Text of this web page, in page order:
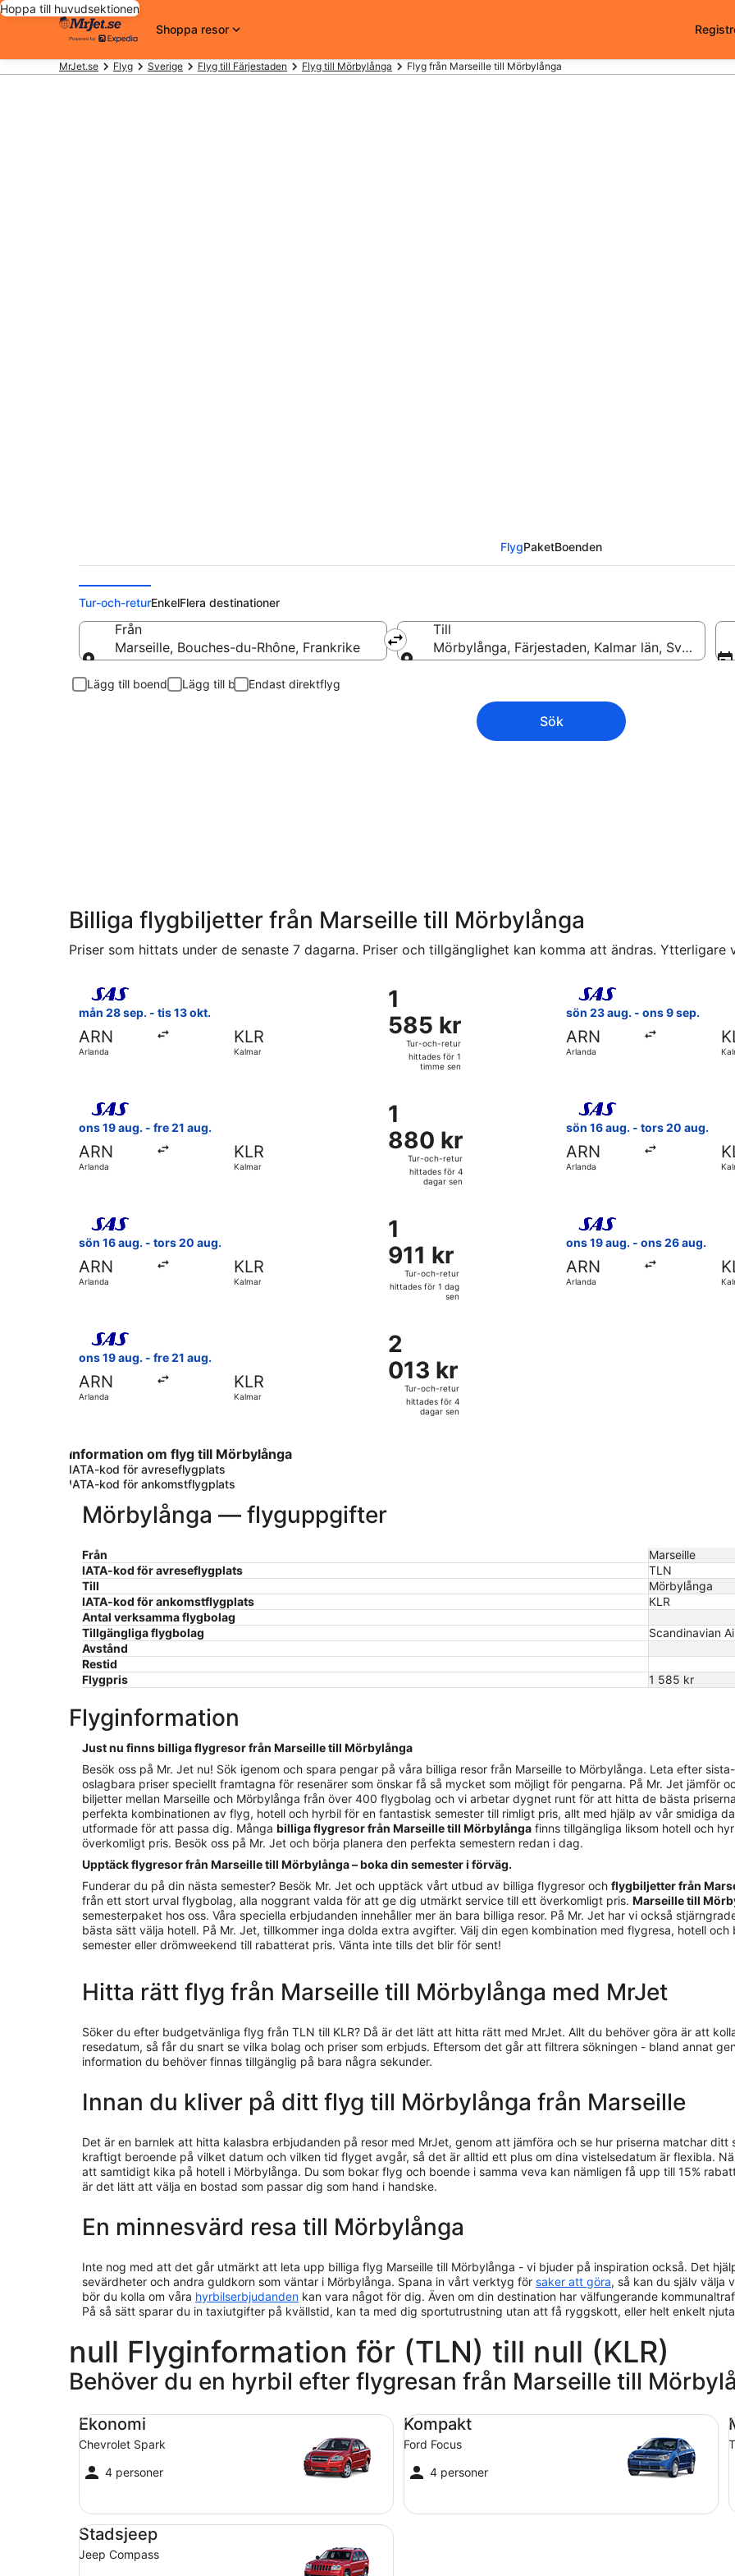
Hoppa till huvudsektionen
Shoppa resor
MrJet.se Flyg Sverige Flyg till Färjestaden Flyg till Mörbylånga Flyg från Marseille till Mörbylånga
FlygPaketBoenden
Tur-och-returEnkelFlera destinationer
Från
Marseille, Bouches-du-Rhône, Frankrike
Till
Mörbylånga, Färjestaden, Kalmar län, Sverige
Lägg till boende Lägg till bil Endast direktflyg
Sök
Billiga flygbiljetter från Marseille till Mörbylånga
Priser som hittats under de senaste 7 dagarna. Priser och tillgänglighet kan komma att ändras. Ytterligare
mån 28 sep. - tis 13 okt.
ARN
Arlanda
KLR
Kalmar
1
585 kr
Tur-
och-
retur,
hittades
1
timme
sen
1
585 kr
Tur-och-retur
hittades för 1
timme sen
sön 23 aug. - ons 9 sep.
ARN
Arlanda
ons 19 aug. - fre 21 aug.
ARN
Arlanda
KLR
Kalmar
1
880 kr
Tur-
och-
retur,
hittades
4
dagar
sen
1
880 kr
Tur-och-retur
hittades för 4
dagar sen
sön 16 aug. - tors 20 aug.
ARN
Arlanda
sön 16 aug. - tors 20 aug.
ARN
Arlanda
KLR
Kalmar
1
911 kr
Tur-
och-
retur,
1
dag
sen
1
911 kr
Tur-och-retur
hittades för 1 dag
sen
ons 19 aug. - ons 26 aug.
ARN
Arlanda
ons 19 aug. - fre 21 aug.
ARN
Arlanda
KLR
Kalmar
2
013 kr
Tur-
och-
retur,
hittades
2
013 kr
Tur-och-retur
hittades för 4
dagar sen
Information om flyg till Mörbylånga
IATA-kod för avreseflygplats
IATA-kod för ankomstflygplats
Mörbylånga — flyguppgifter
Från
Marseille
IATA-kod för avreseflygplats
TLN
Till
Mörbylånga
IATA-kod för ankomstflygplats
KLR
Antal verksamma flygbolag
Tillgängliga flygbolag
Scandinavian
Avstånd
Restid
Flygpris
1 585 kr
Flyginformation
Just nu finns billiga flygresor från Marseille till Mörbylånga
Besök oss på Mr. Jet nu! Sök igenom och spara pengar på våra billiga resor från Marseille to Mörbylånga. Leta efter
oslagbara priser speciellt framtagna för resenärer som önskar få så mycket som möjligt för pengarna. På Mr. Jet jämför
biljetter mellan Marseille och Mörbylånga från över 400 flygbolag och vi arbetar dygnet runt för att hitta de bästa
perfekta kombinationen av flyg, hotell och hyrbil för en fantastisk semester till rimligt pris, allt med hjälp av vår smidiga
utformade för att passa dig. Många billiga flygresor från Marseille till Mörbylånga finns tillgängliga liksom hotell och
överkomligt pris. Besök oss på Mr. Jet och börja planera den perfekta semestern redan i dag.
Upptäck flygresor från Marseille till Mörbylånga – boka din semester i förväg.
Funderar du på din nästa semester? Besök Mr. Jet och upptäck vårt utbud av billiga flygresor och flygbiljetter från
från ett stort urval flygbolag, alla noggrant valda för att ge dig utmärkt service till ett överkomligt pris. Marseille till
semesterpaket hos oss. Våra speciella erbjudanden innehåller mer än bara billiga resor. På Mr. Jet har vi också
bästa sätt välja hotell. På Mr. Jet, tillkommer inga dolda extra avgifter. Välj din egen kombination med flygresa, hotell
semester eller drömweekend till rabatterat pris. Vänta inte tills det blir för sent!
Hitta rätt flyg från Marseille till Mörbylånga med MrJet
Söker du efter budgetvänliga flyg från TLN till KLR? Då är det lätt att hitta rätt med MrJet. Allt du behöver göra är att
resedatum, så får du snart se vilka bolag och priser som erbjuds. Eftersom det går att filtrera sökningen - bland annat
information du behöver finnas tillgänglig på bara några sekunder.
Innan du kliver på ditt flyg till Mörbylånga från Marseille
Det är en barnlek att hitta kalasbra erbjudanden på resor med MrJet, genom att jämföra och se hur priserna matchar ditt
kraftigt beroende på vilket datum och vilken tid flyget avgår, så det är alltid ett plus om dina vistelsedatum är flexibla.
att samtidigt kika på hotell i Mörbylånga. Du som bokar flyg och boende i samma veva kan nämligen få upp till 15%
är det lätt att välja en bostad som passar dig som hand i handske.
En minnesvärd resa till Mörbylånga
Inte nog med att det går utmärkt att leta upp billiga flyg Marseille till Mörbylånga - vi bjuder på inspiration också. Det
sevärdheter och andra guldkorn som väntar i Mörbylånga. Spana in vårt verktyg för saker att göra, så kan du själv välja
bör du kolla om våra hyrbilserbjudanden kan vara något för dig. Även om din destination har välfungerande
På så sätt sparar du in taxiutgifter på kvällstid, kan ta med dig sportutrustning utan att få ryggskott, eller helt enkelt
null Flyginformation för (TLN) till null (KLR)
Behöver du en hyrbil efter flygresan från Marseille till
Ekonomi
Chevrolet Spark
4 personer
Ekonomi Chevrolet Spark
Kompakt
Ford Focus
4 personer
Kompakt Ford Focus
Stadsjeep
Jeep Compass
Stadsjeep Jeep Compass